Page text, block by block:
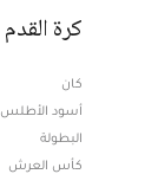
كرة القدم
كان
أسود الأطلس
البطولة
كأس العرش